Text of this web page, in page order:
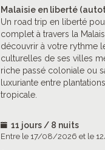
Malaisie en liberté
Un road trip en liberté
complet à travers la
découvrir à votre rythme
culturelles de ses villes
riche passé coloniale ou
luxuriante entre
tropicale.
11 jours / 8 nuits
Entre le 17/08/2026 et le